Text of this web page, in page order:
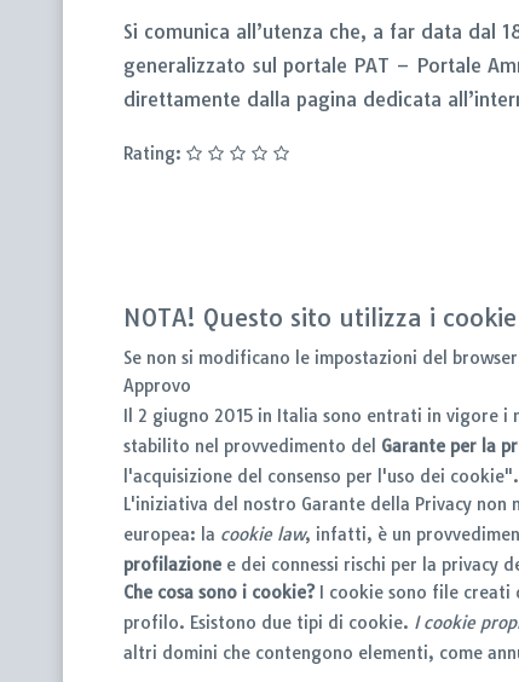
Si comunica all’utenza che, a far data dal
generalizzato sul portale PAT – Portale
direttamente dalla pagina dedicata
Rating:
NOTA! Questo sito utilizza i
Se non si modificano le impostazioni del
Approvo
Il 2 giugno 2015 in Italia sono entrati in vigore i
stabilito nel provvedimento del Garante per la
l'acquisizione del consenso per l'uso dei
L'iniziativa del nostro Garante della Privacy
europea: la cookie law, infatti, è un
profilazione e dei connessi rischi per la privacy
Che cosa sono i cookie? I cookie sono file creati
profilo. Esistono due tipi di cookie. I cookie
altri domini che contengono elementi, come